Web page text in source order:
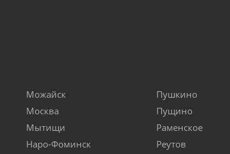
Можайск
Москва
Мытищи
Наро-Фоминск
Пушкино
Пущино
Раменское
Реутов